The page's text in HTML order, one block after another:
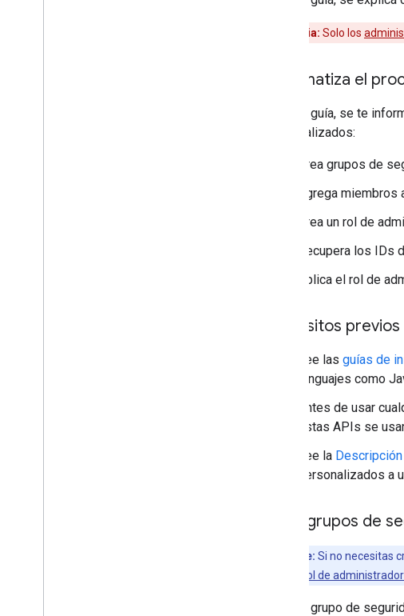
Advertencia: Solo los
Automatiza el
En esta guía, se te
personalizados:
Crea grupos de
Agrega miembros
Crea un rol de
Recupera los IDs
Aplica el rol de
Requisitos previos
Lee las guías de
lenguajes como
Antes de usar
Estas APIs se
Lee la
personalizados a
Crea grupos de
Importante: Si no necesitas
Crea un rol de
Crea un grupo de